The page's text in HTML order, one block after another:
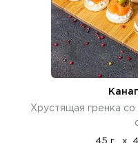
Хрустящая гренка
45 г. x